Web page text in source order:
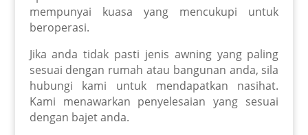
mempunyai kuasa yang mencukupi untuk
beroperasi.
Jika anda tidak pasti jenis awning yang paling
sesuai dengan rumah atau bangunan anda, sila
hubungi kami untuk mendapatkan nasihat.
Kami menawarkan penyelesaian yang sesuai
dengan bajet anda.